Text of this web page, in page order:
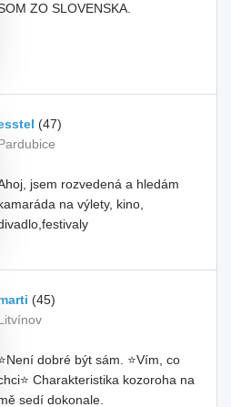
ZO SLOVENSKA.
(47)
jsem rozvedená a hledám
na výlety, kino,
(45)
dobré být sám. ⭐Vím, co
Charakteristika kozoroha na
sedí dokonale.